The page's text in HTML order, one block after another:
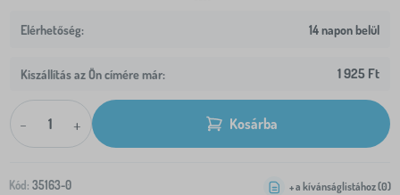
14 napon belül
Kiszállítás az Ön címére már: 1 925 Ft
- + Kosárba
Kód: 35163-0 + a kívánságlistához (0)